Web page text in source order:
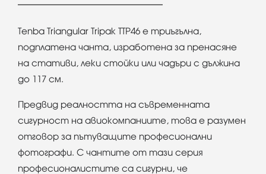
Tenba Triangular Tripak TTP46 е триъгълна,
подплатена чанта, изработена за пренасяне
на стативи, леки стойки или чадъри с дължина
до 117 см.
Предвид реалността на съвременната
сигурност на авиокомпаниите, това е разумен
отговор за пътуващите професионални
фотографи. С чантите от тази серия
професионалистите са сигурни, че